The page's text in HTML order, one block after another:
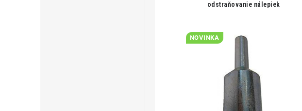
odstraňovanie nálepiek
NOVINKA